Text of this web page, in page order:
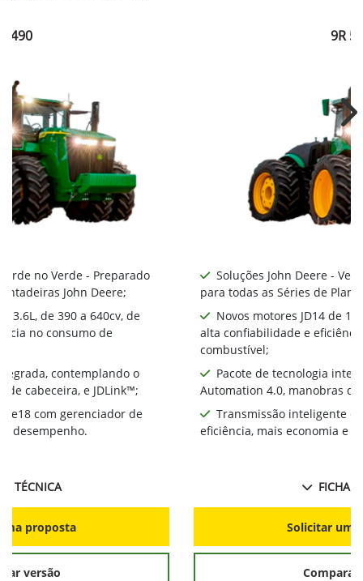
490
no Verde - Preparado
John Deere;
13.6L, de 390 a 640cv, de
no consumo de
contemplando o
de cabeceira, e JDLink™;
e18 com gerenciador de
desempenho.
TÉCNICA
proposta
versão
9R
Soluções John Deere -
para todas as Séries de
Novos motores JD14 de
alta confiabilidade e
combustível;
Pacote de tecnologia
Automation 4.0, manobras
Transmissão inteligente
eficiência, mais economia e
FICHA
Solicitar
Comparar